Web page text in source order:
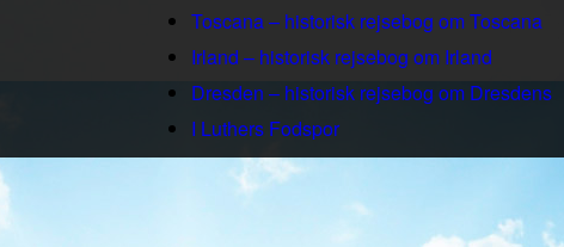
Toscana – historisk rejsebog om Toscana
Irland – historisk rejsebog om Irland
Dresden – historisk rejsebog om Dresdens
I Luthers Fodspor